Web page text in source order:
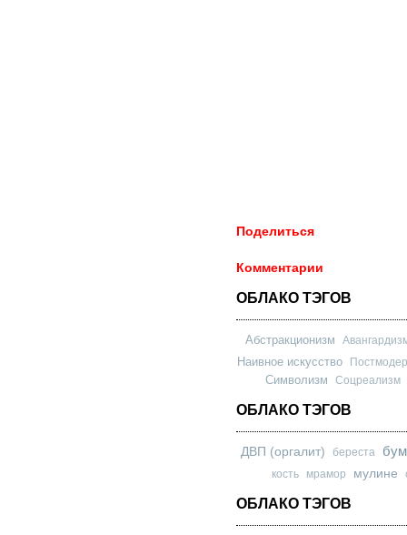
Поделиться
Комментарии
ОБЛАКО ТЭГОВ
Абстракционизм
Наивное искусство
Символизм Соцреализм
ОБЛАКО ТЭГОВ
ДВП (оргалит) береста
кость мрамор мулине
ОБЛАКО ТЭГОВ